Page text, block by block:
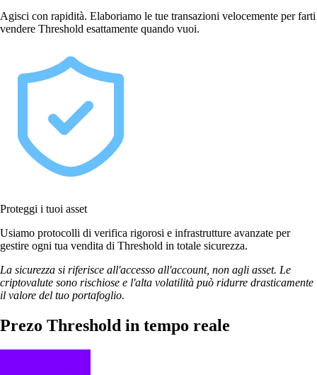
Agisci con rapidità. Elaboriamo le tue transazioni velocemente per farti
vendere Threshold esattamente quando vuoi.
Proteggi i tuoi asset
Usiamo protocolli di verifica rigorosi e infrastrutture avanzate per
gestire ogni tua vendita di Threshold in totale sicurezza.
La sicurezza si riferisce all'accesso all'account, non agli asset. Le
criptovalute sono rischiose e l'alta volatilità può ridurre drasticamente
il valore del tuo portafoglio.
Prezo Threshold in tempo reale